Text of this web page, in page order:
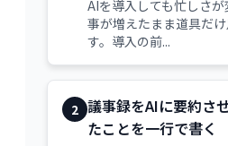
AIを導入しても忙しさ
事が増えたまま道具だ
す。導入の前...
2 議事録をAIに要約さ
たことを一行で書く